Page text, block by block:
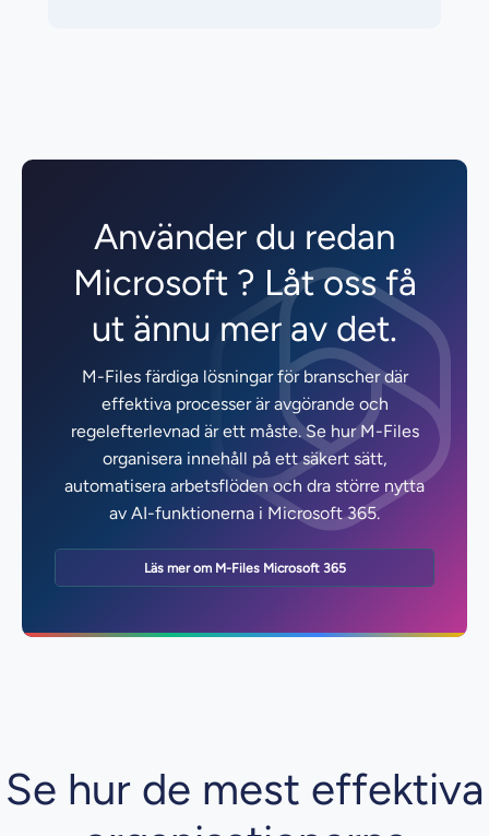
Använder du redan
Microsoft ? Låt oss få
ut ännu mer av det.
M-Files färdiga lösningar för branscher där
effektiva processer är avgörande och
regelefterlevnad är ett måste. Se hur M-Files
organisera innehåll på ett säkert sätt,
automatisera arbetsflöden och dra större nytta
av AI-funktionerna i Microsoft 365.
Läs mer om M-Files Microsoft 365
Se hur de mest effektiva